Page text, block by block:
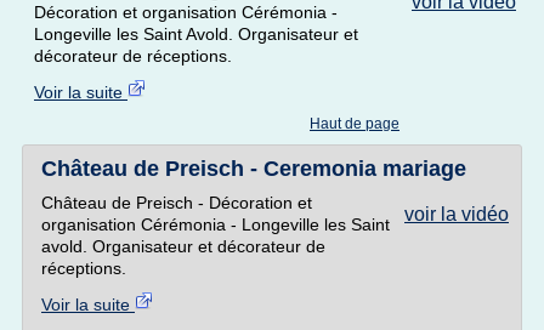
Décoration et organisation Cérémonia -
Longeville les Saint Avold. Organisateur et
décorateur de réceptions.
Voir la suite
Haut de page
Château de Preisch - Ceremonia mariage
voir la vidéo
Château de Preisch - Décoration et
organisation Cérémonia - Longeville les Saint
avold. Organisateur et décorateur de
réceptions.
Voir la suite